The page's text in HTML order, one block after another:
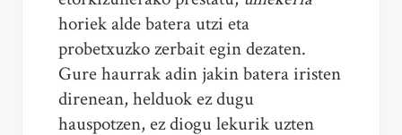
horiek alde batera utzi eta
probetxuzko zerbait egin dezaten.
Gure haurrak adin jakin batera iristen
direnean, helduok ez dugu
hauspotzen, ez diogu lekurik uzten